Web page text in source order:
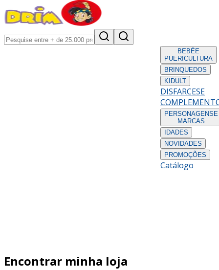
BEBÉE
PUERICULTURA
BRINQUEDOS
KIDULT
DISFARCESE
PERSONAGENS E
MARCAS
IDADES
NOVIDADES
PROMOÇÕES
Catálogo
Encontrar minha loja